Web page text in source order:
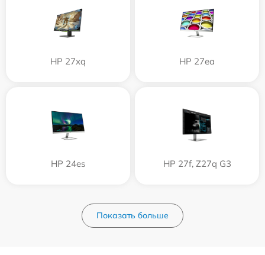
HP 27xq HP 27ea
HP 24es HP 27f, Z27q G3
Показать больше